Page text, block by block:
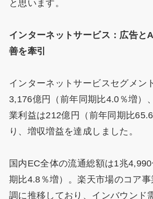
と思います。
インターネットサービス：広告と
善を牽引
インターネットサービスセグメン
3,176億円（前年同期比4.0％増）
業利益は212億円（前年同期比
り、増収増益を達成しました。
国内EC全体の流通総額は1兆
期比4.8％増）。楽天市場のコア
調に推移しており、インバウンド